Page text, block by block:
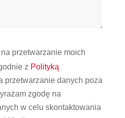
przetwarzanie moich
z Polityką
przetwarzanie danych poza
zgodę na
w celu skontaktowania